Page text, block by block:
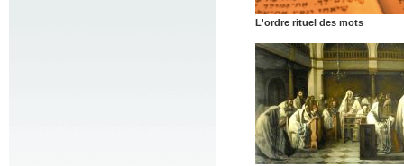
L'ordre rituel des mots